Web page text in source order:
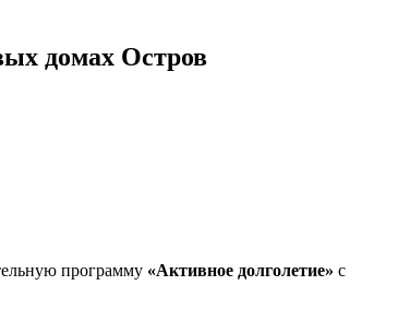
домах Остров
программу «Активное долголетие» с